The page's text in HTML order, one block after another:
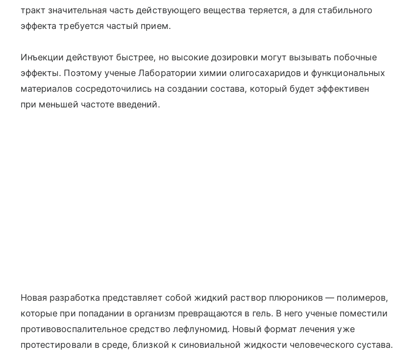
тракт значительная часть действующего вещества теряется, а для стабильного
эффекта требуется частый прием.
Инъекции действуют быстрее, но высокие дозировки могут вызывать побочные
эффекты. Поэтому ученые Лаборатории химии олигосахаридов и функциональных
материалов сосредоточились на создании состава, который будет эффективен
при меньшей частоте введений.
Новая разработка представляет собой жидкий раствор плюроников — полимеров,
которые при попадании в организм превращаются в гель. В него ученые поместили
противовоспалительное средство лефлуномид. Новый формат лечения уже
протестировали в среде, близкой к синовиальной жидкости человеческого сустава.